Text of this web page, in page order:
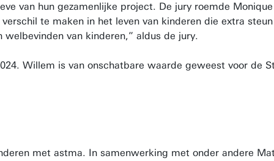
van hun gezamenlijke project. De jury roemde
te maken in het leven van kinderen die extra
van kinderen,” aldus de jury.
Willem is van onschatbare waarde geweest voor de
met astma. In samenwerking met onder andere